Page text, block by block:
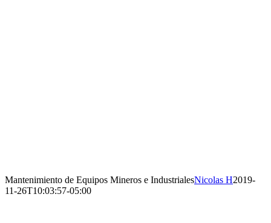
Mantenimiento de Equipos Mineros e IndustrialesNicolas H2019-
11-26T10:03:57-05:00